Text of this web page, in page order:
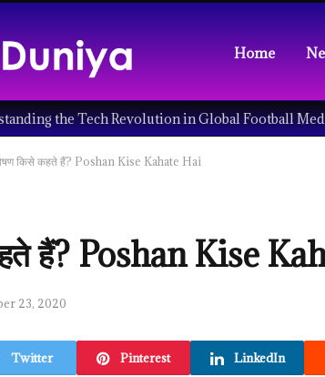
Home
किसे कहते हैं? Poshan Kise Kahate Hai
हैं? Poshan Kise
23, 2020
Twitter Pinterest LinkedIn